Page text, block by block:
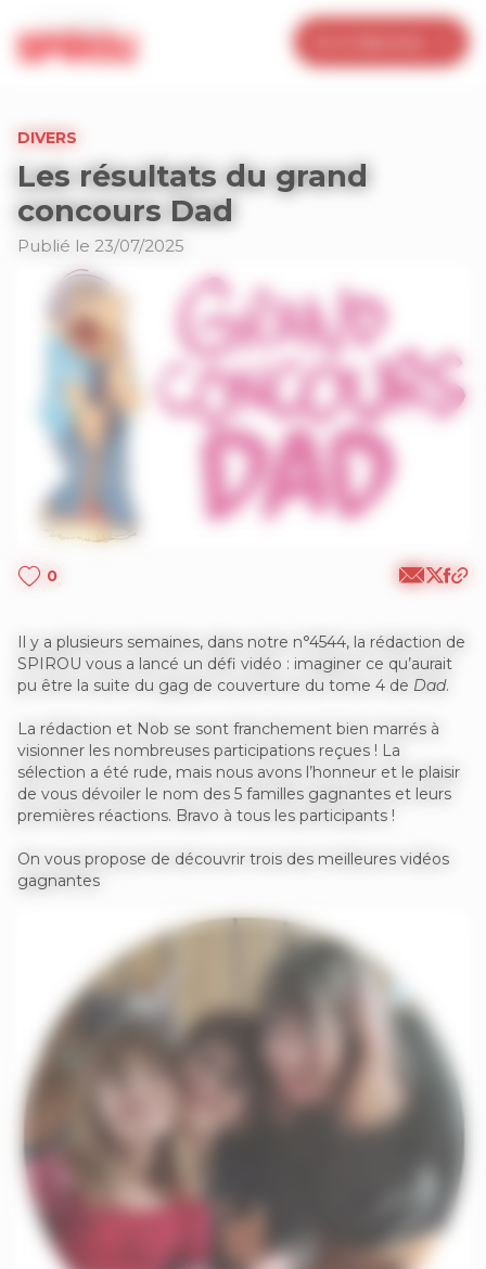
DIVERS
Les résultats du grand
concours Dad
Publié le 23/07/2025
0
Il y a plusieurs semaines, dans notre n°4544, la rédaction de
SPIROU vous a lancé un défi vidéo : imaginer ce qu’aurait
pu être la suite du gag de couverture du tome 4 de Dad.
La rédaction et Nob se sont franchement bien marrés à
visionner les nombreuses participations reçues ! La
sélection a été rude, mais nous avons l’honneur et le plaisir
de vous dévoiler le nom des 5 familles gagnantes et leurs
premières réactions. Bravo à tous les participants !
On vous propose de découvrir trois des meilleures vidéos
gagnantes